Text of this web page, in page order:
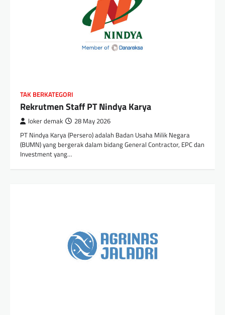
TAK BERKATEGORI
Rekrutmen Staff PT Nindya Karya
loker demak 28 May 2026
PT Nindya Karya (Persero) adalah Badan Usaha Milik Negara
(BUMN) yang bergerak dalam bidang General Contractor, EPC dan
Investment yang…